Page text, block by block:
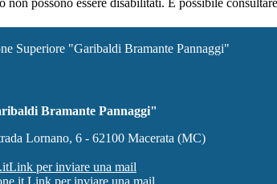
non possono essere disabilitati. È possibile
Superiore "Garibaldi Bramante Pannaggi"
Bramante Pannaggi"
Lornano, 6 - 62100 Macerata (MC)
Link per inviare una mail
Link per inviare una mail